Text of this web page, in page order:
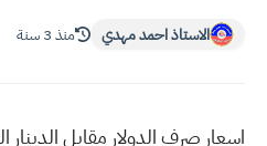
الاستاذ احمد مهدي منذ 3 سنة